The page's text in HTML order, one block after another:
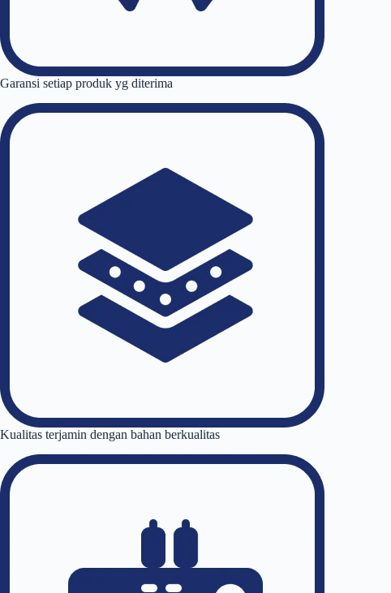
Garansi setiap produk yg diterima
Kualitas terjamin dengan bahan berkualitas